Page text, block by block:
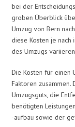
bei der
groben Überblick
Umzug von Bern
diese Kosten je
des Umzugs
Die Kosten für einen
Faktoren
Umzugsguts, die
benötigten
-aufbau sowie der